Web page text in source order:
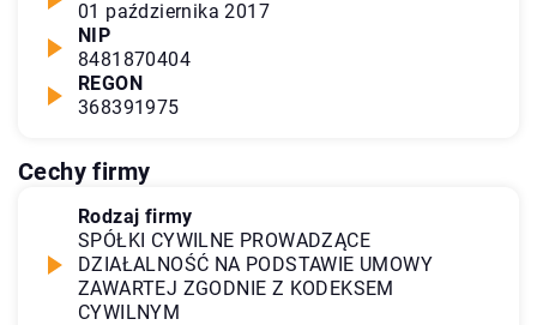
01 października 2017
NIP
8481870404
REGON
368391975
Cechy firmy
Rodzaj firmy
SPÓŁKI CYWILNE PROWADZĄCE
DZIAŁALNOŚĆ NA PODSTAWIE UMOWY
ZAWARTEJ ZGODNIE Z KODEKSEM
CYWILNYM